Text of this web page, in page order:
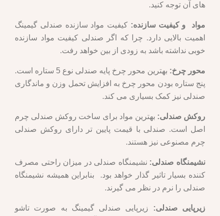
های آن توجه کنید.
مواد و کیفیت سازنده: کیفیت مواد سازنده صندلی گیمینگ
اهمیت بالایی دارد. چرا که اگر صندلی کیفیت مواد سازنده
خوبی نداشته باشد به زودی از بین خواهد رفت.
محور چرخ:
بهترین محور چرخ پایه صندلی نوع 5 ستاره است.
پنج ستاره بودن محور چرخ به افزایش تحمل وزن و ماندگاری
صندلی نیز کمک بسیاری می کند.
روکش صندلی: بهترین مواد برای ساخت روکش صندلی چرم
اصل است. صندلی با قیمت پایین تر دارای روکش صندلی
چرم مصنوعی نیز هستند.
نشیمنگاه صندلی: نشیمنگاه صندلی در میزان راحتی مصرف
کننده بسیار تاثیر گذار خواهد بود. بنابراین همیشه نشیمنگاه
صندلی را نرم در نظر می گیرند.
زیرپایی صندلی: زیرپایی صندلی گیمینگ به صورت تاشو